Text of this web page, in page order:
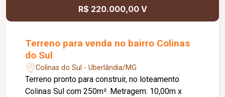
R$ 220.000,00 V
Terreno para venda no bairro Colinas
do Sul
Colinas do Sul - Uberlândia/MG
Terreno pronto para construir, no loteamento
Colinas Sul com 250m². Metragem: 10,00m x